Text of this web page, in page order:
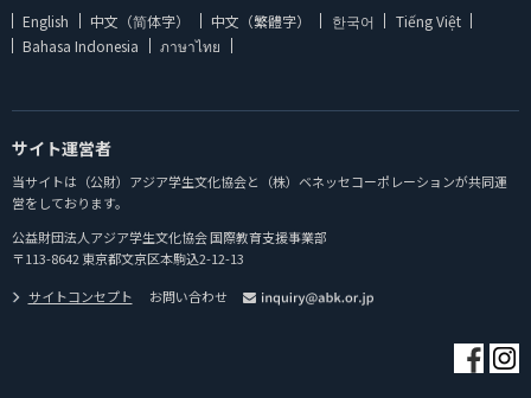
English 中文（简体字） 中文（繁體字） 한국어
Tiếng Việt
Bahasa Indonesia
ภาษาไทย
サイト運営者
当サイトは（公財）アジア学生文化協会と（株）ベネッセコーポレーションが共同運
営をしております。
公益財団法人アジア学生文化協会 国際教育支援事業部
〒113-8642 東京都文京区本駒込2-12-13
サイトコンセプト
お問い合わせ